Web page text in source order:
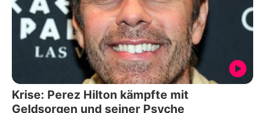
Krise: Perez Hilton kämpfte mit
Geldsorgen und seiner Psyche